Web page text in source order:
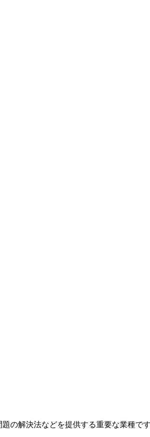
の解決法などを提供する重要な業種で